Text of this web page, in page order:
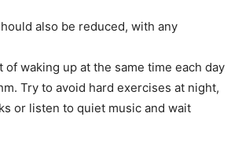
also be reduced, with any
waking up at the same time each day
Try to avoid hard exercises at night,
or listen to quiet music and wait